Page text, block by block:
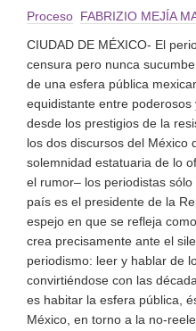
Proceso FABRIZIO MEJÍA
CIUDAD DE MÉXICO- El
censura pero nunca
de una esfera pública
equidistante entre
desde los prestigios de la
los dos discursos del México
solemnidad estatuaria de lo
el rumor– los periodistas
país es el presidente de la
espejo en que se refleja
crea precisamente ante el
periodismo: leer y hablar de
convirtiéndose con las
es habitar la esfera pública,
México, en torno a la no-